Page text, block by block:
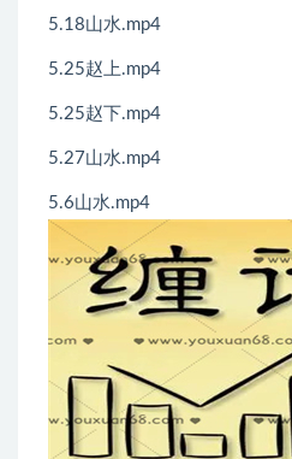
5.18山水.mp4
5.25赵上.mp4
5.25赵下.mp4
5.27山水.mp4
5.6山水.mp4